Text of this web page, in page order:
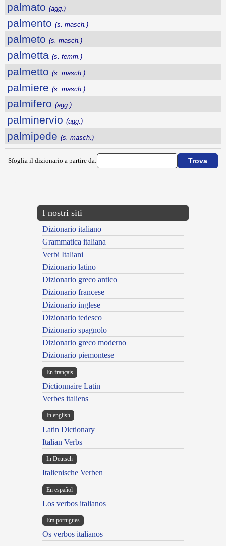
palmato (agg.)
palmento (s. masch.)
palmeto (s. masch.)
palmetta (s. femm.)
palmetto (s. masch.)
palmiere (s. masch.)
palmifero (agg.)
palminervio (agg.)
palmipede (s. masch.)
Sfoglia il dizionario a partire da:
I nostri siti
Dizionario italiano
Grammatica italiana
Verbi Italiani
Dizionario latino
Dizionario greco antico
Dizionario francese
Dizionario inglese
Dizionario tedesco
Dizionario spagnolo
Dizionario greco moderno
Dizionario piemontese
En français
Dictionnaire Latin
Verbes italiens
In english
Latin Dictionary
Italian Verbs
In Deutsch
Italienische Verben
En español
Los verbos italianos
Em portugues
Os verbos italianos